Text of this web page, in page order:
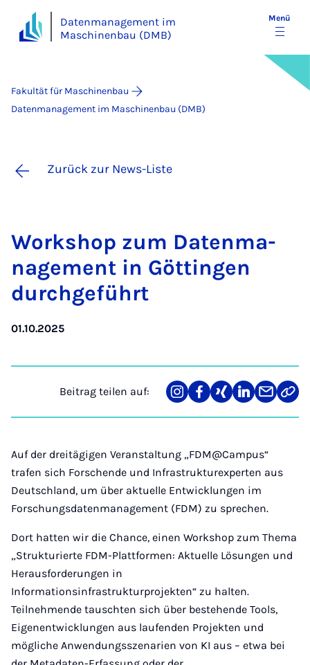
Datenmanagement im
Maschinenbau (DMB)
Menü
Fakultät für Maschinenbau
Datenmanagement im Maschinenbau (DMB)
Zurück zur News-Liste
Work­shop zum Da­ten­ma­
na­ge­ment in Göt­tin­gen
durch­ge­führt
01.10.2025
Beitrag teilen auf:
Teilen
auf
Teilen
auf
Teilen
auf
Teilen
auf
Teilen
über
Mail
Link
Auf der dreitägigen Veranstaltung „FDM@Campus“
trafen sich Forschende und Infrastrukturexperten aus
Deutschland, um über aktuelle Entwicklungen im
Forschungsdatenmanagement (FDM) zu sprechen.
Dort hatten wir die Chance, einen Workshop zum Thema
„Strukturierte FDM-Plattformen: Aktuelle Lösungen und
Herausforderungen in
Informationsinfrastrukturprojekten“ zu halten.
Teilnehmende tauschten sich über bestehende Tools,
Eigenentwicklungen aus laufenden Projekten und
mögliche Anwendungsszenarien von KI aus – etwa bei